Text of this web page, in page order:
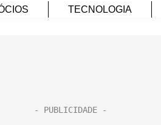
TECNOLOGIA